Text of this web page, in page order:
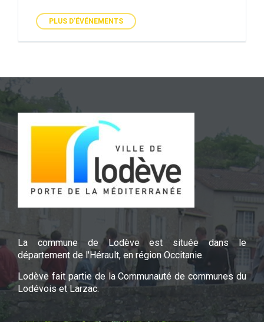
PLUS D'ÉVÉNEMENTS
La commune de Lodève est située dans le
département de l'Hérault, en région Occitanie.
Lodève fait partie de la Communauté de communes du
Lodévois et Larzac.